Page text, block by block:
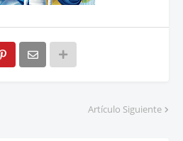
Artículo Siguiente